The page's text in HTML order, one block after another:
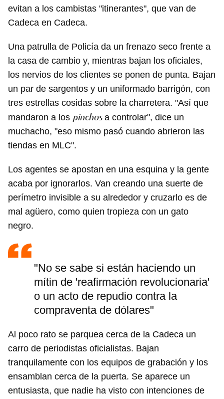
evitan a los cambistas "itinerantes", que van de
Cadeca en Cadeca.
Una patrulla de Policía da un frenazo seco frente a
la casa de cambio y, mientras bajan los oficiales,
los nervios de los clientes se ponen de punta. Bajan
un par de sargentos y un uniformado barrigón, con
tres estrellas cosidas sobre la charretera. "Así que
mandaron a los pinchosa controlar", dice un
muchacho, "eso mismo pasó cuando abrieron las
tiendas en MLC".
Los agentes se apostan en una esquina y la gente
acaba por ignorarlos. Van creando una suerte de
perímetro invisible a su alrededor y cruzarlo es de
mal agüero, como quien tropieza con un gato
negro.
"No se sabe si están haciendo un
mítin de 'reafirmación revolucionaria'
o un acto de repudio contra la
compraventa de dólares"
Al poco rato se parquea cerca de la Cadeca un
carro de periodistas oficialistas. Bajan
tranquilamente con los equipos de grabación y los
ensamblan cerca de la puerta. Se aparece un
entusiasta, que nadie ha visto con intenciones de